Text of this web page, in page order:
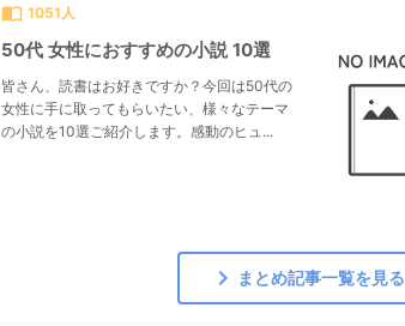
import_contacts 1051人
50代 女性におすすめの小説 10選
皆さん、読書はお好きですか？今回は50代の
女性に手に取ってもらいたい、様々なテーマ
の小説を10選ご紹介します。感動のヒュ...
chevron_right まとめ記事一覧を見る